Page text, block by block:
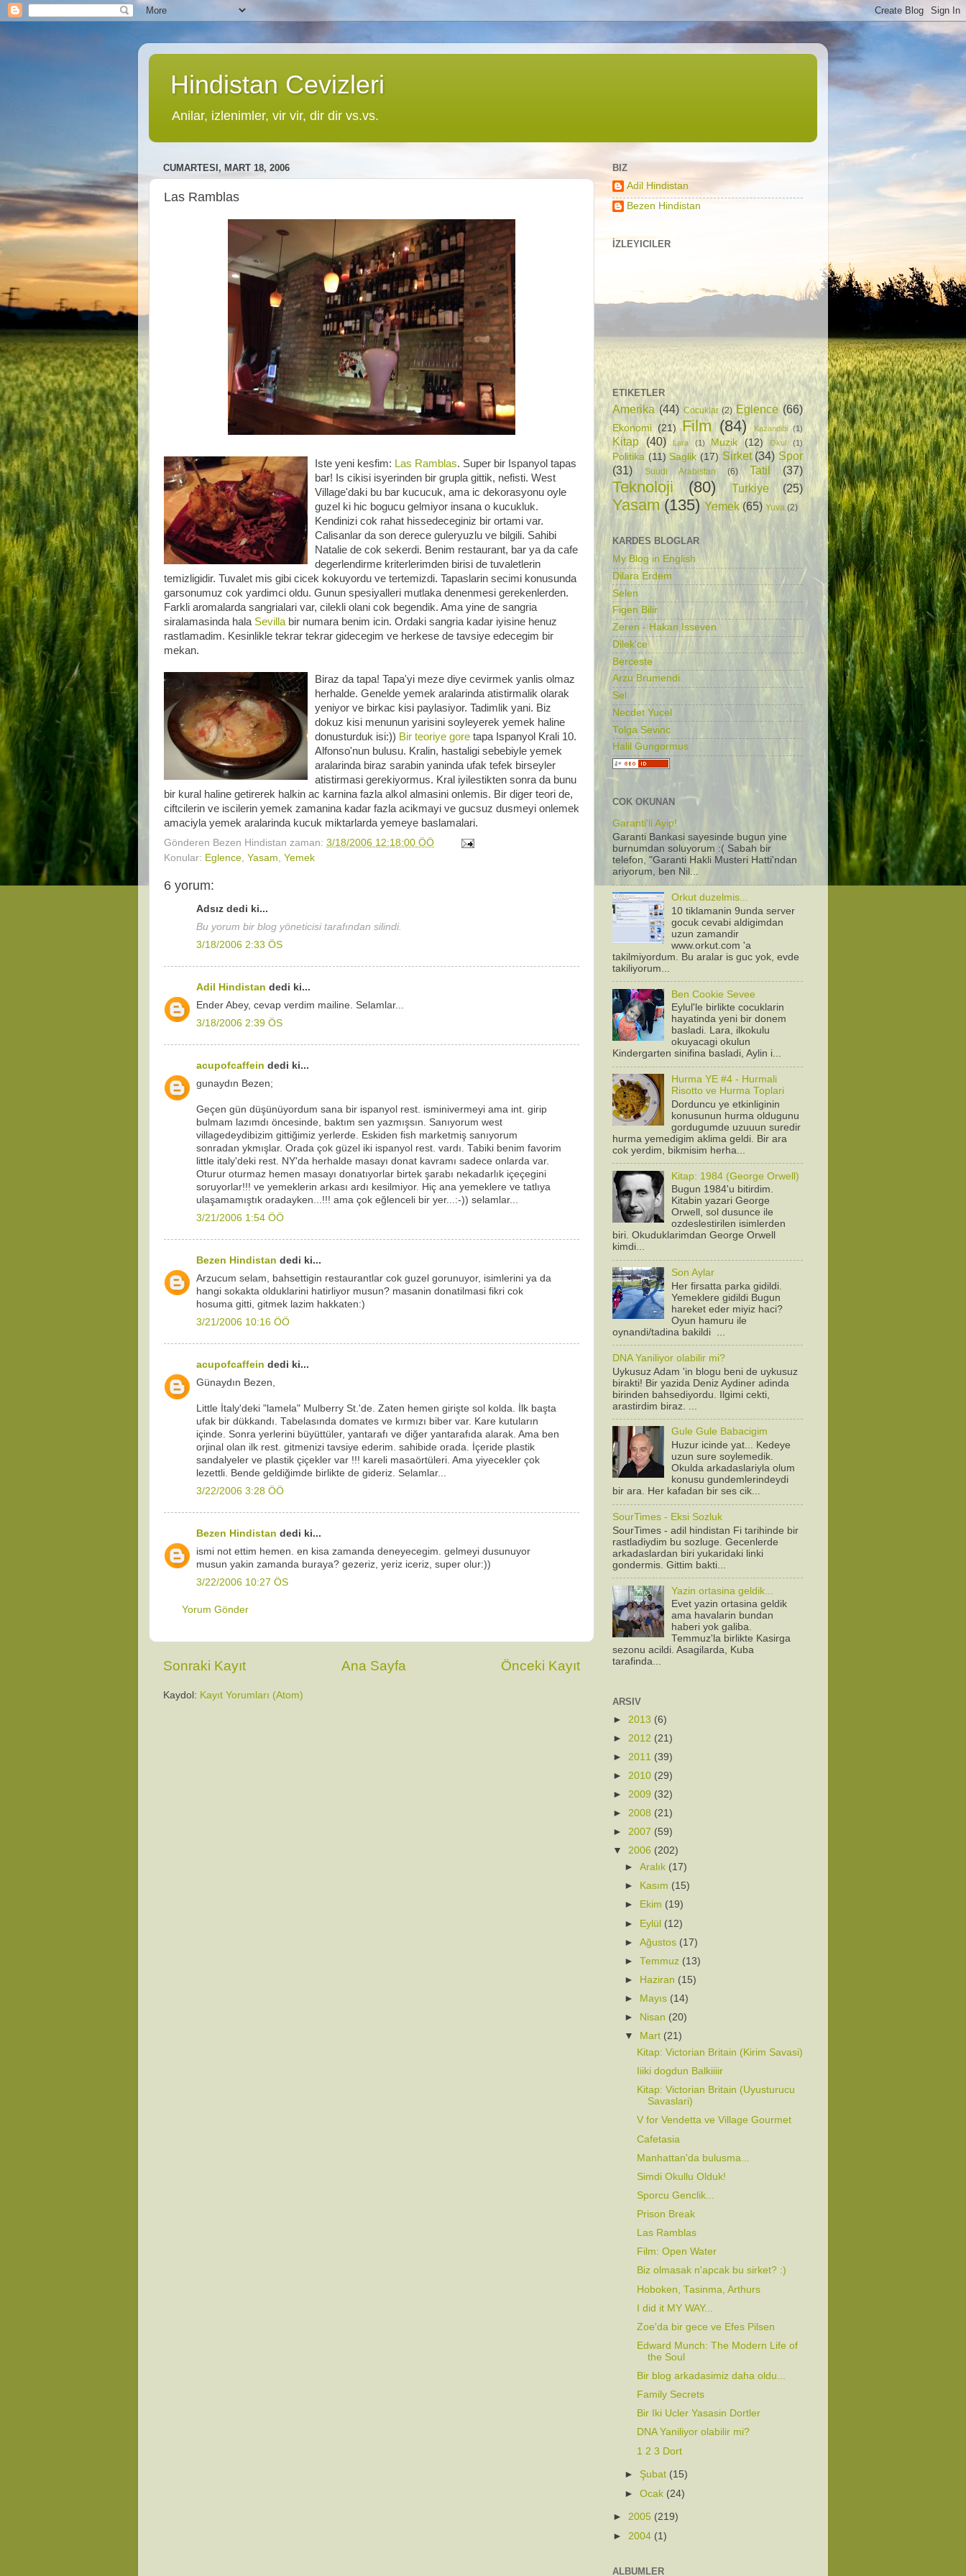
Hindistan Cevizleri
Anilar, izlenimler, vir vir, dir dir vs.vs.
CUMARTESI, MART 18, 2006
Las Ramblas
Iste yeni kesfim: Las Ramblas. Super bir Ispanyol tapas
bar! Is cikisi isyerinden bir grupla gittik, nefisti. West
Village'daki bu bar kucucuk, ama ic dekorasyonu oyle
guzel ki hic bogucu gelmiyor insana o kucukluk.
Kendinizi cok rahat hissedeceginiz bir ortami var.
Calisanlar da son derece guleryuzlu ve bilgili. Sahibi
Natalie de cok sekerdi. Benim restaurant, bar ya da cafe
degerlendirme kriterlerimden birisi de tuvaletlerin
temizligidir. Tuvalet mis gibi cicek kokuyordu ve tertemizdi. Tapaslarin secimi konusunda
garsonumuz cok yardimci oldu. Gunun spesiyalleri mutlaka denenmesi gerekenlerden.
Farkli aromalarda sangrialari var, cilekli olani cok begendik. Ama yine de sangria
siralamasinda hala Sevilla bir numara benim icin. Ordaki sangria kadar iyisine henuz
rastlamadim. Kesinlikle tekrar tekrar gidecegim ve herkese de tavsiye edecegim bir
mekan.
Biraz da tapa! Tapa'yi meze diye cevirmek yanlis olmaz
herhalde. Genelde yemek aralarinda atistirmalik olarak
yeniyor ve birkac kisi paylasiyor. Tadimlik yani. Biz
dokuz kisi menunun yarisini soyleyerek yemek haline
donusturduk isi:)) Bir teoriye gore tapa Ispanyol Krali 10.
Alfonso'nun bulusu. Kralin, hastaligi sebebiyle yemek
aralarinda biraz sarabin yaninda ufak tefek birseyler
atistirmasi gerekiyormus. Kral iyilestikten sonra da bunu
bir kural haline getirerek halkin ac karnina fazla alkol almasini onlemis. Bir diger teori de,
ciftcilerin ve iscilerin yemek zamanina kadar fazla acikmayi ve gucsuz dusmeyi onlemek
amaciyla yemek aralarinda kucuk miktarlarda yemeye baslamalari.
Gönderen Bezen Hindistan zaman: 3/18/2006 12:18:00 ÖÖ
Konular: Eglence Yasam Yemek
6 yorum:
Adsız dedi ki...
Bu yorum bir blog yöneticisi tarafından silindi.
3/18/2006 2:33 ÖS
Adil Hindistan dedi ki...
Ender Abey, cevap verdim mailine. Selamlar...
3/18/2006 2:39 ÖS
acupofcaffein dedi ki...
gunaydın Bezen;
Geçen gün düşünüyordum sana bir ispanyol rest. isminivermeyi ama int. girip
bulmam lazımdı öncesinde, baktım sen yazmışsın. Sanıyorum west
villagedeydibizim gittiğimiz yerlerde. Eskiden fish marketmiş sanıyorum
sonradan ykmışlar. Orada çok güzel iki ispanyol rest. vardı. Tabiki benim favorim
little italy'deki rest. NY'da herhalde masayı donat kavramı sadece onlarda var.
Oturur oturmaz hemen masayı donatıyorlar birtek şarabı nekadarlık içeçegini
soruyorlar!!! ve yemeklerin arkası ardı kesilmiyor. Hiç ana yemeklere ve tatlıya
ulaşamamıştık oradayken...!!! ama çok eğlenceli bir yer...:-)) selamlar...
3/21/2006 1:54 ÖÖ
Bezen Hindistan dedi ki...
Arzucum selam, bahsettigin restaurantlar cok guzel gorunuyor, isimlerini ya da
hangi sokakta olduklarini hatirliyor musun? masanin donatilmasi fikri cok
hosuma gitti, gitmek lazim hakkaten:)
3/21/2006 10:16 ÖÖ
acupofcaffein dedi ki...
Günaydın Bezen,
Little İtaly'deki "lamela" Mulberry St.'de. Zaten hemen girişte sol kolda. İlk başta
ufak bir dükkandı. Tabelasında domates ve kırmızı biber var. Kare kutuların
içinde. Sonra yerlerini büyüttüler, yantarafı ve diğer yantarafıda alarak. Ama ben
orjinal olan ilk rest. gitmenizi tavsiye ederim. sahibide orada. İçeride plastik
sandalyeler ve plastik çiçekler var !!! kareli masaörtüleri. Ama yiyecekler çok
lezettli. Bende geldiğimde birlikte de gideriz. Selamlar...
3/22/2006 3:28 ÖÖ
Bezen Hindistan dedi ki...
ismi not ettim hemen. en kisa zamanda deneyecegim. gelmeyi dusunuyor
musun yakin zamanda buraya? gezeriz, yeriz iceriz, super olur:))
3/22/2006 10:27 ÖS
Yorum Gönder
Sonraki Kayıt Önceki Kayıt
Ana Sayfa
Kaydol: Kayıt Yorumları (Atom)
BIZ
Adil Hindistan
Bezen Hindistan
İZLEYICILER
ETIKETLER
Amerika (44) Cocuklar (2) Eglence (66)
Ekonomi (21) Film (84) Kazandibi (1)
Kitap (40) Lara (1) Muzik (12) Okul (1)
Politika (11) Saglik (17) Sirket (34) Spor
(31)
Suudi Arabistan (6) Tatil (37)
Teknoloji (80) Turkiye (25)
Yasam (135) Yemek (65) Yuva (2)
KARDES BLOGLAR
My Blog in English
Dilara Erdem
Selen
Figen Bilir
Zeren - Hakan Isseven
Dilek'ce
Berceste
Arzu Brumendi
Sel
Necdet Yucel
Tolga Sevinc
Halil Gungormus
COK OKUNAN
Garanti'li Ayip!
Garanti Bankasi sayesinde bugun yine
burnumdan soluyorum :( Sabah bir
telefon, "Garanti Hakli Musteri Hatti'ndan
ariyorum, ben Nil...
Orkut duzelmis...
10 tiklamanin 9unda server
gocuk cevabi aldigimdan
uzun zamandir
www.orkut.com 'a
takilmiyordum. Bu aralar is guc yok, evde
takiliyorum...
Ben Cookie Sevee
Eylul'le birlikte cocuklarin
hayatinda yeni bir donem
basladi. Lara, ilkokulu
okuyacagi okulun
Kindergarten sinifina basladi, Aylin i...
Hurma YE #4 - Hurmali
Risotto ve Hurma Toplari
Dorduncu ye etkinliginin
konusunun hurma oldugunu
gordugumde uzuuun suredir
hurma yemedigim aklima geldi. Bir ara
cok yerdim, bikmisim herha...
Kitap: 1984 (George Orwell)
Bugun 1984'u bitirdim.
Kitabin yazari George
Orwell, sol dusunce ile
ozdeslestirilen isimlerden
biri. Okuduklarimdan George Orwell
kimdi...
Son Aylar
Her firsatta parka gidildi.
Yemeklere gidildi Bugun
hareket eder miyiz haci?
Oyun hamuru ile
oynandi/tadina bakildi ...
DNA Yaniliyor olabilir mi?
Uykusuz Adam 'in blogu beni de uykusuz
birakti! Bir yazida Deniz Aydiner adinda
birinden bahsediyordu. Ilgimi cekti,
arastirdim biraz. ...
Gule Gule Babacigim
Huzur icinde yat... Kedeye
uzun sure soylemedik.
Okulda arkadaslariyla olum
konusu gundemlerindeydi
bir ara. Her kafadan bir ses cik...
SourTimes - Eksi Sozluk
SourTimes - adil hindistan Fi tarihinde bir
rastladiydim bu sozluge. Gecenlerde
arkadaslardan biri yukaridaki linki
gondermis. Gittim bakti...
Yazin ortasina geldik...
Evet yazin ortasina geldik
ama havalarin bundan
haberi yok galiba.
Temmuz'la birlikte Kasirga
sezonu acildi. Asagilarda, Kuba
tarafinda...
ARSIV
► 2013 (6)
► 2012 (21)
► 2011 (39)
► 2010 (29)
► 2009 (32)
► 2008 (21)
► 2007 (59)
▼ 2006 (202)
►Aralık (17)
►
Kasım (15)
►
Ekim (19)
► Eylül (12)
►Ağustos (17)
►Temmuz (13)
►
Haziran (15)
►
Mayıs (14)
►
Nisan (20)
▼
Mart (21)
Kitap: Victorian Britain (Kirim Savasi)
Iiiki dogdun Balkiiiir
Kitap: Victorian Britain (Uyusturucu
Savaslari)
V for Vendetta ve Village Gourmet
Cafetasia
Manhattan'da bulusma...
Simdi Okullu Olduk!
Sporcu Genclik...
Prison Break
Las Ramblas
Film: Open Water
Biz olmasak n'apcak bu sirket? :)
Hoboken, Tasinma, Arthurs
I did it MY WAY...
Zoe'da bir gece ve Efes Pilsen
Edward Munch: The Modern Life of
the Soul
Bir blog arkadasimiz daha oldu...
Family Secrets
Bir Iki Ucler Yasasin Dortler
DNA Yaniliyor olabilir mi?
1 2 3 Dort
► Şubat (15)
►Ocak (24)
► 2005 (219)
► 2004 (1)
ALBUMLER